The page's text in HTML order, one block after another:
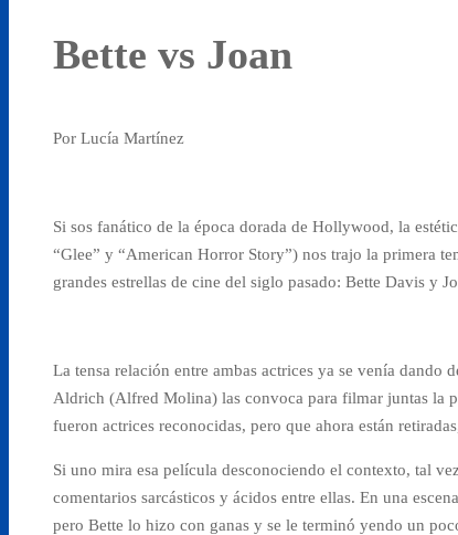
Bette vs Joan
Por Lucía Martínez
Si sos fanático de la época dorada de Hollywood, la
“Glee” y “American Horror Story”) nos trajo la primera
grandes estrellas de cine del siglo pasado: Bette Davis y
La tensa relación entre ambas actrices ya se venía dando
Aldrich (Alfred Molina) las convoca para filmar juntas la
fueron actrices reconocidas, pero que ahora están
Si uno mira esa película desconociendo el contexto, tal
comentarios sarcásticos y ácidos entre ellas. En una
pero Bette lo hizo con ganas y se le terminó yendo un